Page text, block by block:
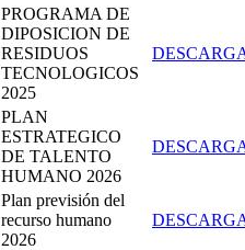
PROGRAMA DE
DIPOSICION DE
RESIDUOS
TECNOLOGICOS
2025
PLAN
ESTRATEGICO
DE TALENTO
HUMANO 2026
Plan previsión del
recurso humano
2026